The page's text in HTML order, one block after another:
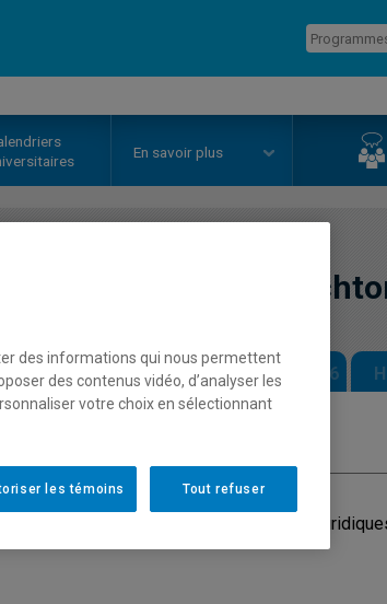
En savoir plus
Droit et peuples
- Été 2026 Horaire - Automne 2026
: Sciences
des informations qui nous permettent
des contenus vidéo, d’analyser les
votre choix en sélectionnant
Tout refuser
les témoins